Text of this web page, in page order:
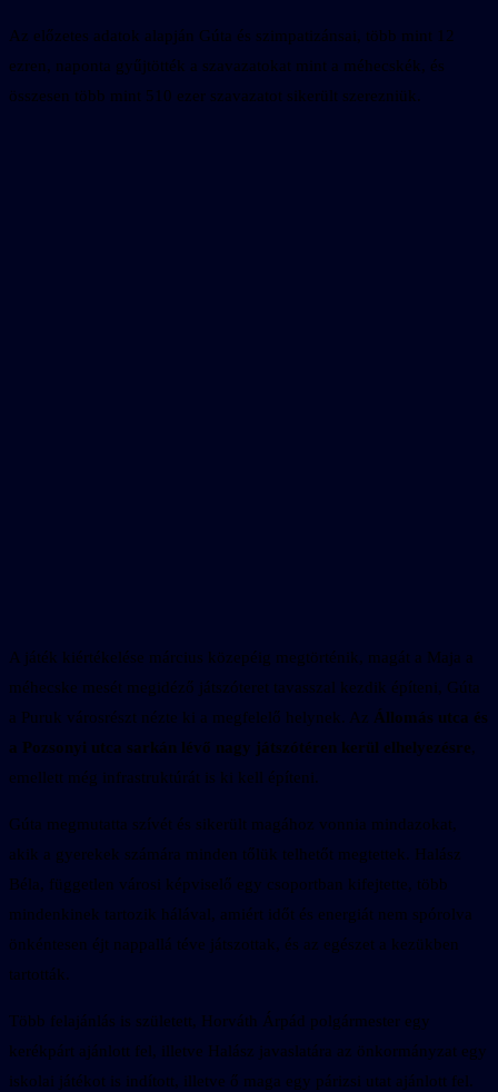
Az előzetes adatok alapján Gúta és szimpatizánsai, több mint 12
ezren, naponta gyűjtötték a szavazatokat mint a méhecskék, és
összesen több mint 510 ezer szavazatot sikerült szerezniük.
A játék kiértékelése március közepéig megtörténik, magát a Maja a
méhecske mesét megidéző játszóteret tavasszal kezdik építeni, Gúta
a Puruk városrészt nézte ki a megfelelő helynek. Az Állomás utca és
a Pozsonyi utca sarkán lévő nagy játszótéren kerül elhelyezésre,
emellett még infrastruktúrát is ki kell építeni.
Gúta megmutatta szívét és sikerült magához vonnia mindazokat,
akik a gyerekek számára minden tőlük telhetőt megtettek. Halász
Béla, független városi képviselő egy csoportban kifejtette, több
mindenkinek tartozik hálával, amiért időt és energiát nem spórolva
önkéntesen éjt nappallá téve játszottak, és az egészet a kezükben
tartották.
Több felajánlás is született, Horváth Árpád polgármester egy
kerékpárt ajánlott fel, illetve Halász javaslatára az önkormányzat egy
iskolai játékot is indított, illetve ő maga egy párizsi utat ajánlott fel.